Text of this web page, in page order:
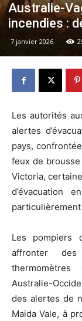
Australie-
incendies :
7 janvier 2026
Les autorités
alertes
pays,
feux de brousse
Victoria,
d’évacuation
Les pompiers
affronter
Australie-
des alertes de
Maida Vale, à